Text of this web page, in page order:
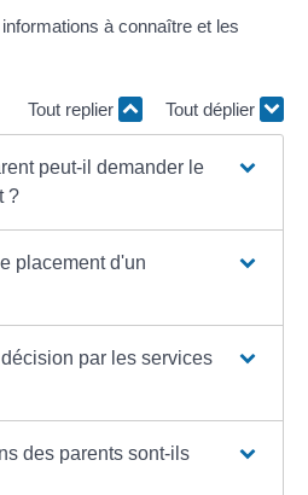
à connaître et les
Tout replier Tout déplier
peut-il demander le
?
placement d'un
par les services
des parents sont-ils